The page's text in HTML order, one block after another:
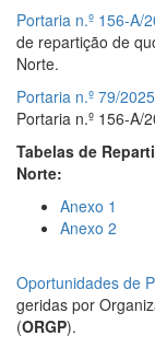
Portaria n.º 156-A/
de repartição de
Norte.
Portaria n.º 79/
Portaria n.º 156-A/
Tabelas de
Norte:
Anexo 1
Anexo 2
Oportunidades de
geridas por
(ORGP).